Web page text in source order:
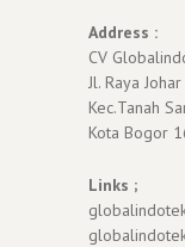
Address :
CV
Jl. Raya
Kec.Tanah
Kota Bogor
Links ;